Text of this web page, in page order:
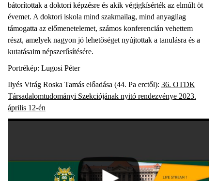
bátorítottak a doktori képzésre és akik végigkísérték az elmúlt öt
évemet. A doktori iskola mind szakmailag, mind anyagilag
támogatta az előmenetelemet, számos konferencián vehettem
részt, amelyek nagyon jó lehetőséget nyújtottak a tanulásra és a
kutatásaim népszerűsítésére.
Portrékép: Lugosi Péter
Ilyés Virág Roska Tamás előadása (44. Pa erctől): 36. OTDK
Társadalomtudományi Szekciójának nyitó rendezvénye 2023.
április 12-én